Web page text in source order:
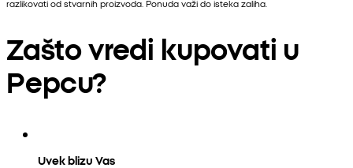
razlikovati od stvarnih proizvoda. Ponuda važi do isteka zaliha.
Zašto vredi kupovati u
Pepcu?
Uvek blizu Vas